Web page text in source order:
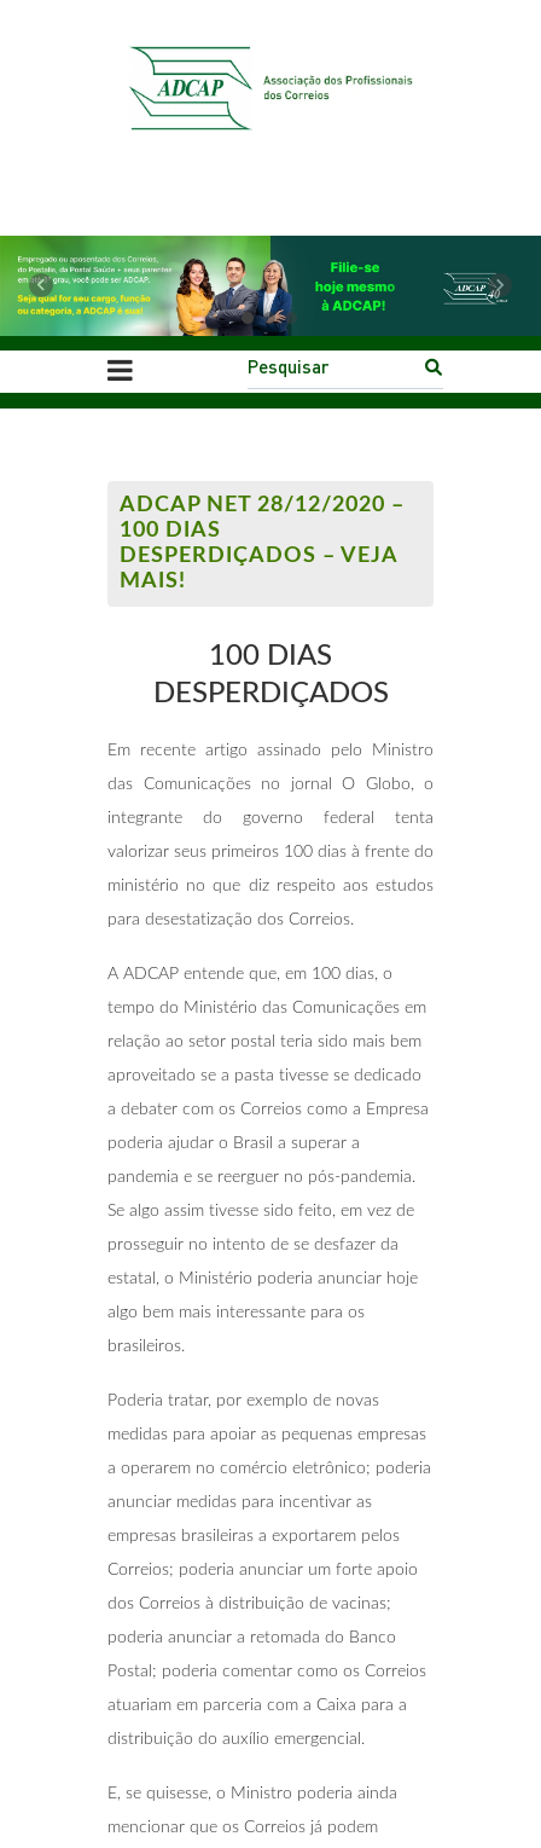
Previous Next
ADCAP NET 28/12/2020 –
100 DIAS
DESPERDIÇADOS – VEJA
MAIS!
100 DIAS
DESPERDIÇADOS
Em recente artigo assinado pelo Ministro
das Comunicações no jornal O Globo, o
integrante do governo federal tenta
valorizar seus primeiros 100 dias à frente do
ministério no que diz respeito aos estudos
para desestatização dos Correios.
A ADCAP entende que, em 100 dias, o
tempo do Ministério das Comunicações em
relação ao setor postal teria sido mais bem
aproveitado se a pasta tivesse se dedicado
a debater com os Correios como a Empresa
poderia ajudar o Brasil a superar a
pandemia e se reerguer no pós-pandemia.
Se algo assim tivesse sido feito, em vez de
prosseguir no intento de se desfazer da
estatal, o Ministério poderia anunciar hoje
algo bem mais interessante para os
brasileiros.
Poderia tratar, por exemplo de novas
medidas para apoiar as pequenas empresas
a operarem no comércio eletrônico; poderia
anunciar medidas para incentivar as
empresas brasileiras a exportarem pelos
Correios; poderia anunciar um forte apoio
dos Correios à distribuição de vacinas;
poderia anunciar a retomada do Banco
Postal; poderia comentar como os Correios
atuariam em parceria com a Caixa para a
distribuição do auxílio emergencial.
E, se quisesse, o Ministro poderia ainda
mencionar que os Correios já podem